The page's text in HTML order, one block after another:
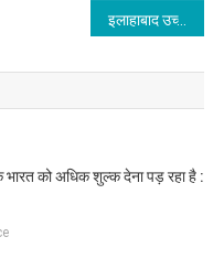
इलाहाबाद उच्च न्यायालय ने लखनऊ के जिला मजिस्ट्रटे, अपर जिला मजिस्ट्रेट (न्यायिक) पर खर्चा लगाया
भारत को अधिक शुल्क देना पड़ रहा है :